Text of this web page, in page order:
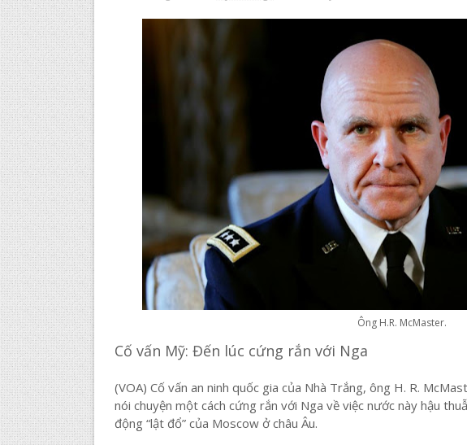
Ông H.R. McMaster.
Cố vấn Mỹ: Đến lúc cứng rắn với Nga
(VOA) Cố vấn an ninh quốc gia của Nhà Trắng, ông H. R.
nói chuyện một cách cứng rắn với Nga về việc nước này hậu
động “lật đổ” của Moscow ở châu Âu.